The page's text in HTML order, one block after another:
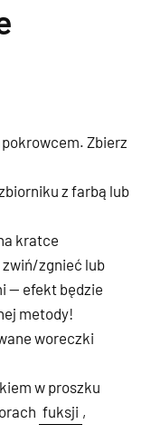
Zbierz
z farbą lub
kratce
zwiń/zgnieć lub
— efekt będzie
metody!
woreczki
w proszku
fuksji ,